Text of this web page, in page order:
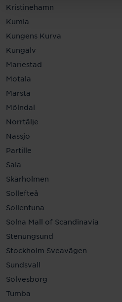
Kristinehamn
Kumla
Kungens Kurva
Kungälv
Mariestad
Motala
Märsta
Mölndal
Norrtälje
Nässjö
Partille
Sala
Skärholmen
Sollefteå
Sollentuna
Solna Mall of Scandinavia
Stenungsund
Stockholm Sveavägen
Sundsvall
Sölvesborg
Tumba